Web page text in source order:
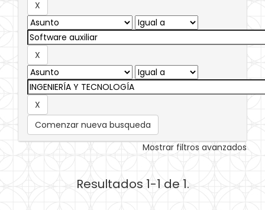
Comenzar nueva busqueda
Mostrar filtros avanzados
Resultados 1-1 de 1.